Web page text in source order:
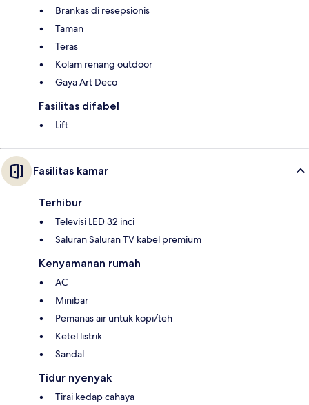
Brankas di resepsionis
Taman
Teras
Kolam renang outdoor
Gaya Art Deco
Fasilitas difabel
Lift
Fasilitas kamar
Terhibur
Televisi LED 32 inci
Saluran Saluran TV kabel premium
Kenyamanan rumah
AC
Minibar
Pemanas air untuk kopi/teh
Ketel listrik
Sandal
Tidur nyenyak
Tirai kedap cahaya